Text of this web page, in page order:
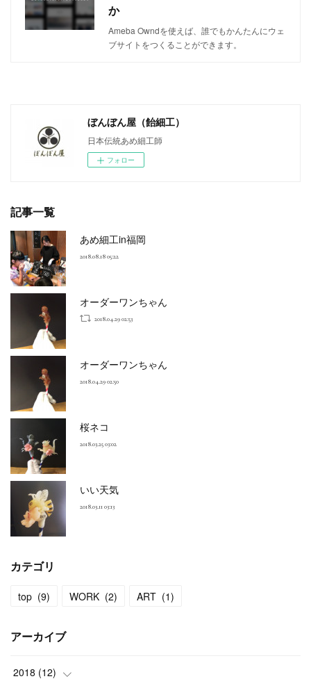
か
Ameba Owndを使えば、誰でもかんたんにウェ
ブサイトをつくることができます。
ぼんぼん屋（飴細工）
日本伝統あめ細工師
フォロー
記事一覧
あめ細工in福岡
2018.08.18 05:22
オーダーワンちゃん
2018.04.29 02:53
オーダーワンちゃん
2018.04.29 02:50
桜ネコ
2018.03.25 03:02
いい天気
2018.03.11 03:13
カテゴリ
top (9) WORK (2) ART (1)
アーカイブ
2018 (12)